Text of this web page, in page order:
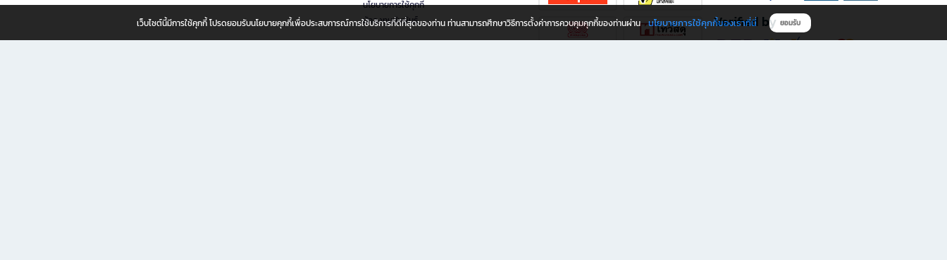
นโยบายการใช้คุกกี้
นักลงทุนสัมพันธ์
Verified by
เว็บไซต์นี้มีการใช้คุกกี้ โปรดยอมรับนโยบายคุกกี้เพื่อประสบการณ์การใช้บริการที่ดีที่สุดของท่าน ท่านสามารถศึกษาวิธีการตั้งค่าการควบคุมคุกกี้ของท่านผ่าน นโยบายการใช้คุกกี้ของเราที่นี่ ยอมรับ